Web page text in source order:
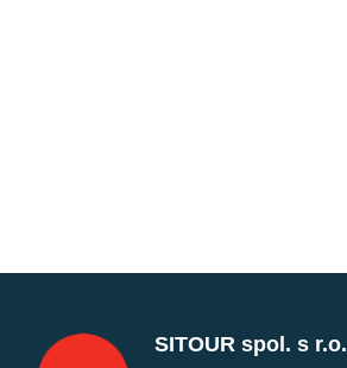
SITOUR spol. s r.o.